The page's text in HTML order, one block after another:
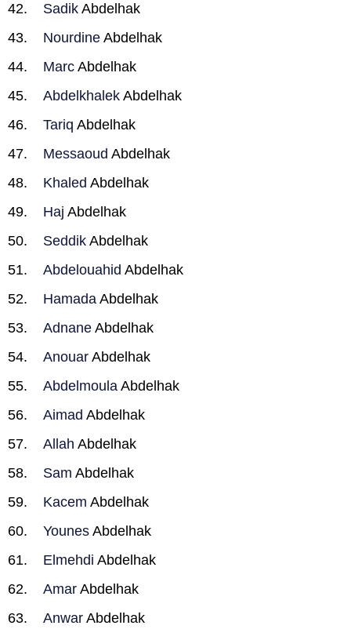
Sadik Abdelhak
Nourdine Abdelhak
Marc Abdelhak
Abdelkhalek Abdelhak
Tariq Abdelhak
Messaoud Abdelhak
Khaled Abdelhak
Haj Abdelhak
Seddik Abdelhak
Abdelouahid Abdelhak
Hamada Abdelhak
Adnane Abdelhak
Anouar Abdelhak
Abdelmoula Abdelhak
Aimad Abdelhak
Allah Abdelhak
Sam Abdelhak
Kacem Abdelhak
Younes Abdelhak
Elmehdi Abdelhak
Amar Abdelhak
Anwar Abdelhak